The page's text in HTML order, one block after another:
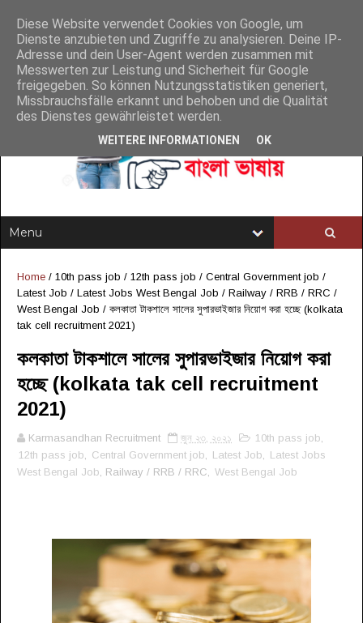
Home / 10th pass job / 12th pass job / Central Government job /
Latest Job / Latest Jobs West Bengal Job / Railway / RRB / RRC /
West Bengal Job / কলকাতা টাকশালে সালের সুপারভাইজার নিয়োগ করা হচ্ছে (kolkata
tak cell recruitment 2021)
কলকাতা টাকশালে সালের সুপারভাইজার নিয়োগ করা
হচ্ছে (kolkata tak cell recruitment
2021)
Karmasandhan Recruitment জুন ২৩, ২০২১ 10th pass job
12th pass job
Central Government job Latest Job
Latest Jobs
West Bengal Job , Railway / RRB / RRC, West Bengal Job
Diese Website verwendet Cookies von Google, um
Dienste anzubieten und Zugriffe zu analysieren. Deine IP-
Adresse und dein User-Agent werden zusammen mit
Messwerten zur Leistung und Sicherheit für Google
freigegeben. So können Nutzungsstatistiken generiert,
Missbrauchsfälle erkannt und behoben und die Qualität
des Dienstes gewährleistet werden.
WEITERE INFORMATIONEN OK